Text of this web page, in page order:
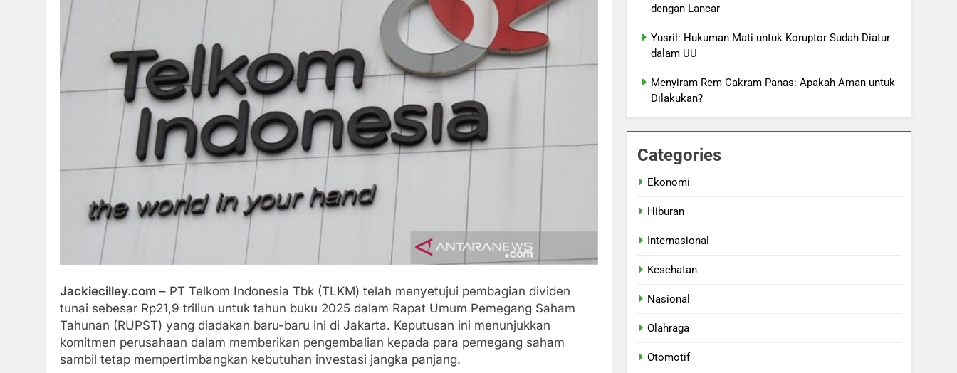
Jackiecilley.com – PT Telkom Indonesia Tbk (TLKM) telah menyetujui pembagian dividen
tunai sebesar Rp21,9 triliun untuk tahun buku 2025 dalam Rapat Umum Pemegang Saham
Tahunan (RUPST) yang diadakan baru-baru ini di Jakarta. Keputusan ini menunjukkan
komitmen perusahaan dalam memberikan pengembalian kepada para pemegang saham
sambil tetap mempertimbangkan kebutuhan investasi jangka panjang.
dengan Lancar
Yusril: Hukuman Mati untuk Koruptor Sudah Diatur
dalam UU
Menyiram Rem Cakram Panas: Apakah Aman untuk
Dilakukan?
Categories
Ekonomi
Hiburan
Internasional
Kesehatan
Nasional
Olahraga
Otomotif